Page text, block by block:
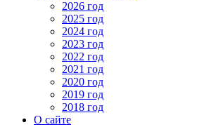
2026 год
2025 год
2024 год
2023 год
2022 год
2021 год
2020 год
2019 год
2018 год
О сайте